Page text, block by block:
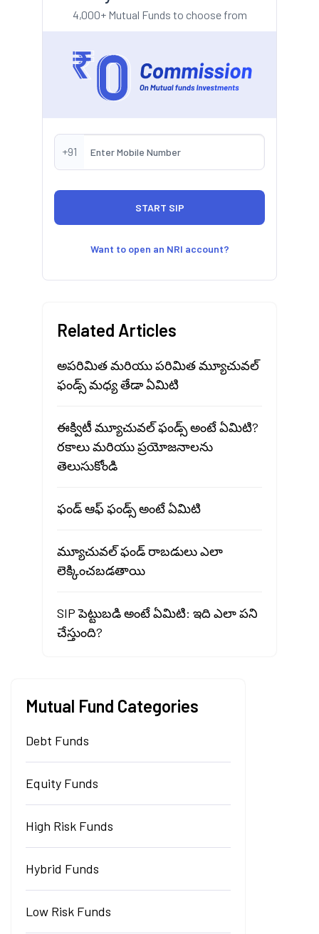
4,000+ Mutual Funds to choose from
+91
Want to open an NRI account?
Related Articles
అపరిమిత మరియు పరిమిత మ్యూచువల్
ఫండ్స్ మధ్య తేడా ఏమిటి
ఈక్విటీ మ్యూచువల్ ఫండ్స్ అంటే ఏమిటి?
రకాలు మరియు ప్రయోజనాలను
తెలుసుకోండి
ఫండ్ ఆఫ్ ఫండ్స్ అంటే ఏమిటి
మ్యూచువల్ ఫండ్ రాబడులు ఎలా
లెక్కించబడతాయి
SIP పెట్టుబడి అంటే ఏమిటి: ఇది ఎలా పని
చేస్తుంది?
Mutual Fund Categories
Debt Funds
Equity Funds
High Risk Funds
Hybrid Funds
Low Risk Funds